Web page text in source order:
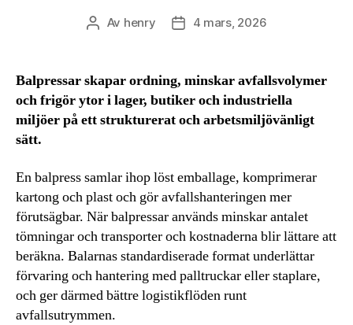
Inläggsförfattare
Av henry Inläggsdatum
4 mars, 2026
Balpressar skapar ordning, minskar avfallsvolymer
och frigör ytor i lager, butiker och industriella
miljöer på ett strukturerat och arbetsmiljövänligt
sätt.
En balpress samlar ihop löst emballage, komprimerar
kartong och plast och gör avfallshanteringen mer
förutsägbar. När balpressar används minskar antalet
tömningar och transporter och kostnaderna blir lättare att
beräkna. Balarnas standardiserade format underlättar
förvaring och hantering med palltruckar eller staplare,
och ger därmed bättre logistikflöden runt
avfallsutrymmen.